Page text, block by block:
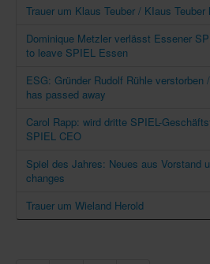
Trauer um Klaus Teuber / KIaus
Dominique Metzler verlässt Essener
to leave SPIEL Essen
ESG: Gründer Rudolf Rühle verstorben
has passed away
Carol Rapp: wird dritte SPIEL-
SPIEL CEO
Spiel des Jahres: Neues aus Vorstand
changes
Trauer um Wieland Herold